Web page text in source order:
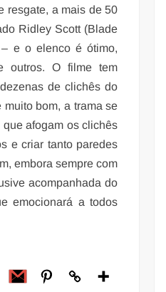
resgate, a mais de 50
Ridley Scott (Blade
e o elenco é ótimo,
outros. O filme tem
de clichês do
bom, a trama se
afogam os clichês
e criar tanto paredes
embora sempre com
acompanhada do
emocionará a todos